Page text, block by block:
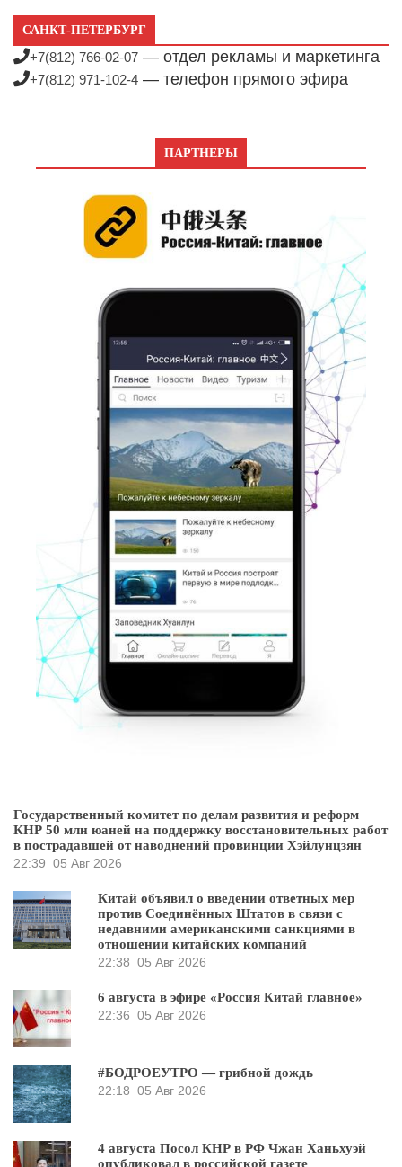
САНКТ-ПЕТЕРБУРГ
+7(812) 766-02-07 — отдел рекламы и маркетинга
+7(812) 971-102-4 — телефон прямого эфира
ПАРТНЕРЫ
Государственный комитет по делам развития и реформ
КНР 50 млн юаней на поддержку восстановительных работ
в пострадавшей от наводнений провинции Хэйлунцзян
22:39 05 Авг 2026
Китай объявил о введении ответных мер
против Соединённых Штатов в связи с
недавними американскими санкциями в
отношении китайских компаний
22:38 05 Авг 2026
6 августа в эфире «Россия Китай главное»
22:36 05 Авг 2026
#БОДРОЕУТРО — грибной дождь
22:18 05 Авг 2026
4 августа Посол КНР в РФ Чжан Ханьхуэй
опубликовал в российской газете